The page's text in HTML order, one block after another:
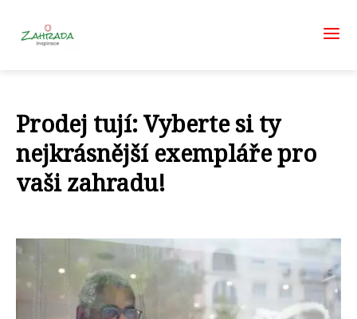
Prodej tují: Vyberte si ty
nejkrásnější exempláře pro
vaši zahradu!